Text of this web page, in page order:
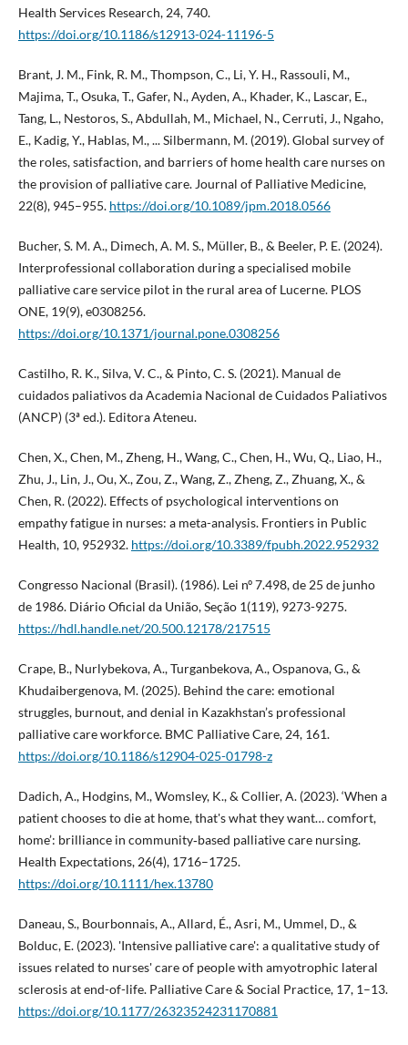
Health Services Research, 24, 740.
https://doi.org/10.1186/s12913-024-11196-5
Brant, J. M., Fink, R. M., Thompson, C., Li, Y. H., Rassouli, M.,
Majima, T., Osuka, T., Gafer, N., Ayden, A., Khader, K., Lascar, E.,
Tang, L., Nestoros, S., Abdullah, M., Michael, N., Cerruti, J., Ngaho,
E., Kadig, Y., Hablas, M., ... Silbermann, M. (2019). Global survey of
the roles, satisfaction, and barriers of home health care nurses on
the provision of palliative care. Journal of Palliative Medicine,
22(8), 945–955. https://doi.org/10.1089/jpm.2018.0566
Bucher, S. M. A., Dimech, A. M. S., Müller, B., & Beeler, P. E. (2024).
Interprofessional collaboration during a specialised mobile
palliative care service pilot in the rural area of Lucerne. PLOS
ONE, 19(9), e0308256.
https://doi.org/10.1371/journal.pone.0308256
Castilho, R. K., Silva, V. C., & Pinto, C. S. (2021). Manual de
cuidados paliativos da Academia Nacional de Cuidados Paliativos
(ANCP) (3ª ed.). Editora Ateneu.
Chen, X., Chen, M., Zheng, H., Wang, C., Chen, H., Wu, Q., Liao, H.,
Zhu, J., Lin, J., Ou, X., Zou, Z., Wang, Z., Zheng, Z., Zhuang, X., &
Chen, R. (2022). Effects of psychological interventions on
empathy fatigue in nurses: a meta-analysis. Frontiers in Public
Health, 10, 952932. https://doi.org/10.3389/fpubh.2022.952932
Congresso Nacional (Brasil). (1986). Lei nº 7.498, de 25 de junho
de 1986. Diário Oficial da União, Seção 1(119), 9273-9275.
https://hdl.handle.net/20.500.12178/217515
Crape, B., Nurlybekova, A., Turganbekova, A., Ospanova, G., &
Khudaibergenova, M. (2025). Behind the care: emotional
struggles, burnout, and denial in Kazakhstan’s professional
palliative care workforce. BMC Palliative Care, 24, 161.
https://doi.org/10.1186/s12904-025-01798-z
Dadich, A., Hodgins, M., Womsley, K., & Collier, A. (2023). ‘When a
patient chooses to die at home, that's what they want… comfort,
home’: brilliance in community‐based palliative care nursing.
Health Expectations, 26(4), 1716–1725.
https://doi.org/10.1111/hex.13780
Daneau, S., Bourbonnais, A., Allard, É., Asri, M., Ummel, D., &
Bolduc, E. (2023). 'Intensive palliative care': a qualitative study of
issues related to nurses' care of people with amyotrophic lateral
sclerosis at end-of-life. Palliative Care & Social Practice, 17, 1–13.
https://doi.org/10.1177/26323524231170881